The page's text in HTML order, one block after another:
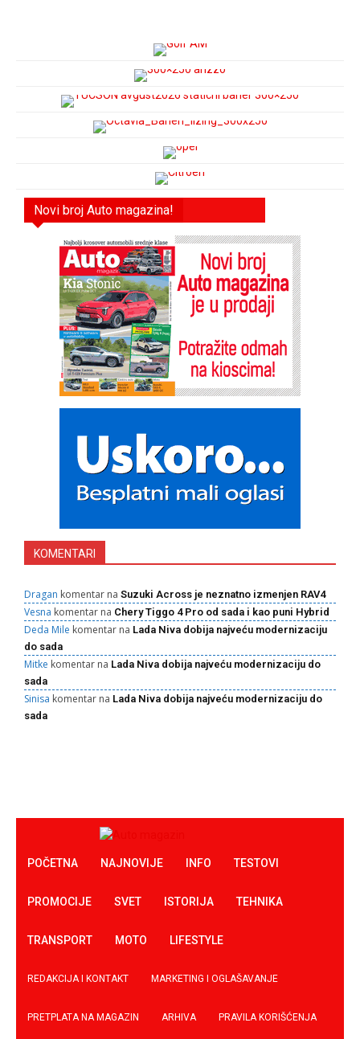
Novi broj Auto magazina!
KOMENTARI
Dragan komentar na Suzuki Across je neznatno izmenjen RAV4
Vesna komentar na Chery Tiggo 4 Pro od sada i kao puni Hybrid
Deda Mile komentar na Lada Niva dobija najveću modernizaciju
do sada
Mitke komentar na Lada Niva dobija najveću modernizaciju do
sada
Sinisa komentar na Lada Niva dobija najveću modernizaciju do
sada
POČETNA NAJNOVIJE INFO TESTOVI
PROMOCIJE SVET ISTORIJA TEHNIKA
TRANSPORT MOTO LIFESTYLE
REDAKCIJA I KONTAKT MARKETING I OGLAŠAVANJE
PRETPLATA NA MAGAZIN ARHIVA PRAVILA KORIŠĆENJA